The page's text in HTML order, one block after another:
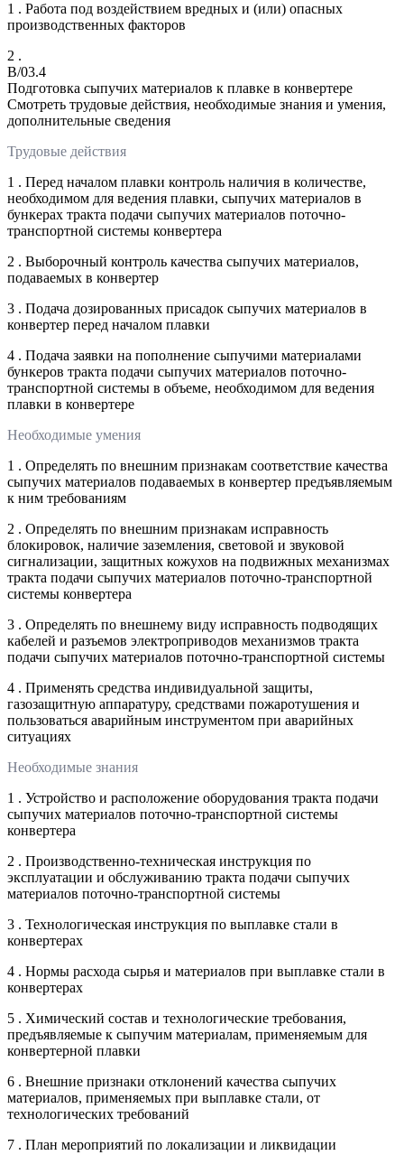
1 . Работа под воздействием вредных и (или) опасных
производственных факторов
2 .
B/03.4
Подготовка сыпучих материалов к плавке в конвертере
Смотреть трудовые действия, необходимые знания и умения,
дополнительные сведения
Трудовые действия
1 . Перед началом плавки контроль наличия в количестве,
необходимом для ведения плавки, сыпучих материалов в
бункерах тракта подачи сыпучих материалов поточно-
транспортной системы конвертера
2 . Выборочный контроль качества сыпучих материалов,
подаваемых в конвертер
3 . Подача дозированных присадок сыпучих материалов в
конвертер перед началом плавки
4 . Подача заявки на пополнение сыпучими материалами
бункеров тракта подачи сыпучих материалов поточно-
транспортной системы в объеме, необходимом для ведения
плавки в конвертере
Необходимые умения
1 . Определять по внешним признакам соответствие качества
сыпучих материалов подаваемых в конвертер предъявляемым
к ним требованиям
2 . Определять по внешним признакам исправность
блокировок, наличие заземления, световой и звуковой
сигнализации, защитных кожухов на подвижных механизмах
тракта подачи сыпучих материалов поточно-транспортной
системы конвертера
3 . Определять по внешнему виду исправность подводящих
кабелей и разъемов электроприводов механизмов тракта
подачи сыпучих материалов поточно-транспортной системы
4 . Применять средства индивидуальной защиты,
газозащитную аппаратуру, средствами пожаротушения и
пользоваться аварийным инструментом при аварийных
ситуациях
Необходимые знания
1 . Устройство и расположение оборудования тракта подачи
сыпучих материалов поточно-транспортной системы
конвертера
2 . Производственно-техническая инструкция по
эксплуатации и обслуживанию тракта подачи сыпучих
материалов поточно-транспортной системы
3 . Технологическая инструкция по выплавке стали в
конвертерах
4 . Нормы расхода сырья и материалов при выплавке стали в
конвертерах
5 . Химический состав и технологические требования,
предъявляемые к сыпучим материалам, применяемым для
конвертерной плавки
6 . Внешние признаки отклонений качества сыпучих
материалов, применяемых при выплавке стали, от
технологических требований
7 . План мероприятий по локализации и ликвидации